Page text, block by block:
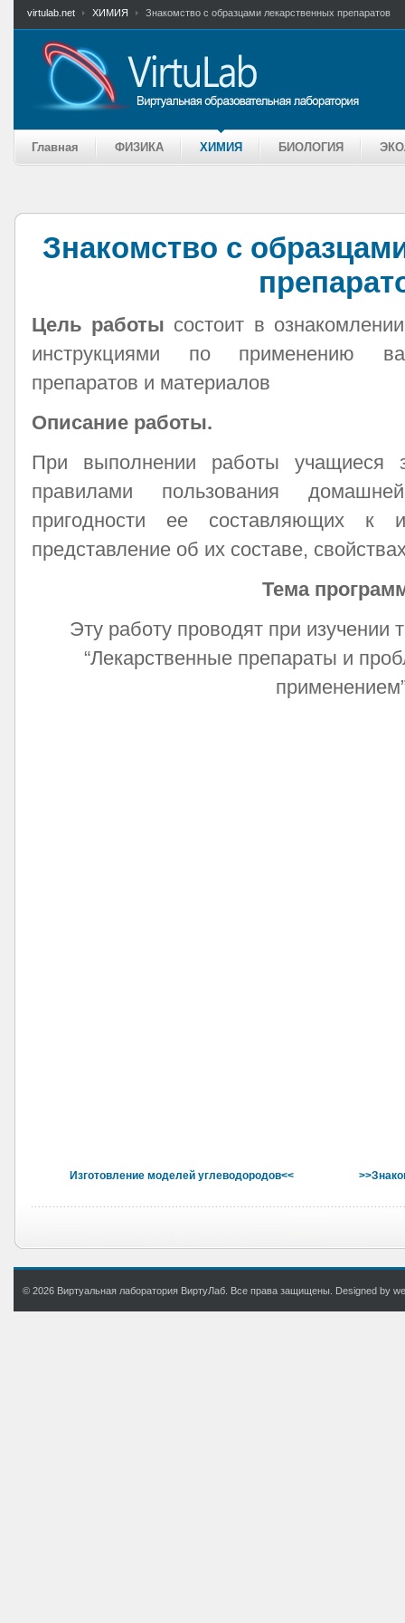
virtulab.net ХИМИЯ Знакомство с образцами лекарственных препаратов
Главная ФИЗИКА ХИМИЯ БИОЛОГИЯ
Знакомство с
Цель работы состоит в
инструкциями по применению
препаратов и материалов
Описание работы.
При выполнении работы учащиеся
правилами пользования
пригодности ее составляющих к
представление об их составе,
Тема
Эту работу проводят при изучении
“Лекарственные препараты и
Изготовление моделей углеводородов<<
© 2026 Виртуальная лаборатория ВиртуЛаб. Все права защищены. Designed by